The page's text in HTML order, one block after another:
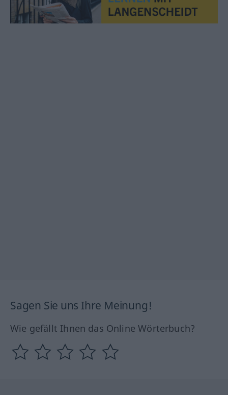
Sagen Sie uns Ihre Meinung!
Wie gefällt Ihnen das Online Wörterbuch?